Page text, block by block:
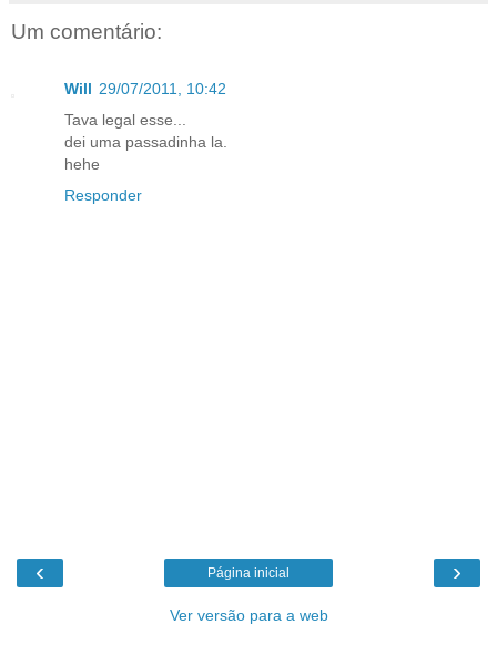
Um comentário:
Will 29/07/2011, 10:42
Tava legal esse...
dei uma passadinha la.
hehe
Responder
‹ ›
Página inicial
Ver versão para a web